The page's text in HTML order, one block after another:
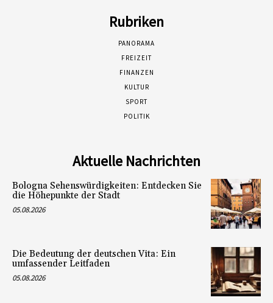
Rubriken
PANORAMA
FREIZEIT
FINANZEN
KULTUR
SPORT
POLITIK
Aktuelle Nachrichten
Bologna Sehenswürdigkeiten: Entdecken Sie
die Höhepunkte der Stadt
05.08.2026
Die Bedeutung der deutschen Vita: Ein
umfassender Leitfaden
05.08.2026